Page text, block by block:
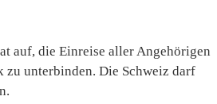
auf, die Einreise aller Angehörigen
zu unterbinden. Die Schweiz darf